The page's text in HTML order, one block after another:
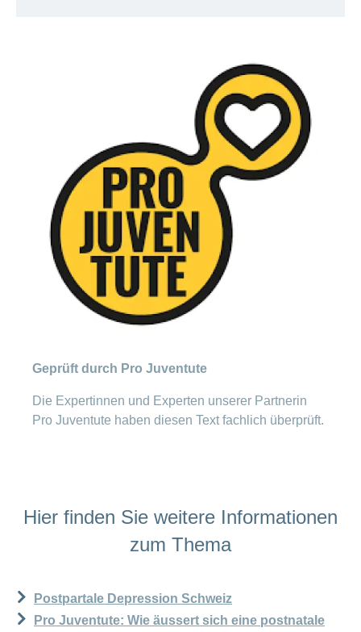
Geprüft durch Pro Juventute
Die Expertinnen und Experten unserer Partnerin
Pro Juventute haben diesen Text fachlich überprüft.
Hier finden Sie weitere Informationen
zum Thema
Postpartale Depression Schweiz
Pro Juventute: Wie äussert sich eine postnatale